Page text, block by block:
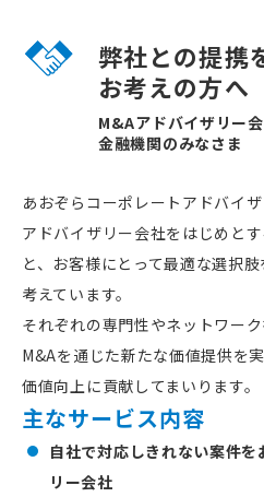
弊社との提携
お考えの方へ
M&Aアドバイザリー会
金融機関のみなさま
あおぞらコーポレートアドバイ
アドバイザリー会社をはじめと
と、お客様にとって最適な選択
考えています。
それぞれの専門性やネットワーク
M&Aを通じた新たな価値提供を
価値向上に貢献してまいります。
主なサービス内容
自社で対応しきれない案件
リー会社